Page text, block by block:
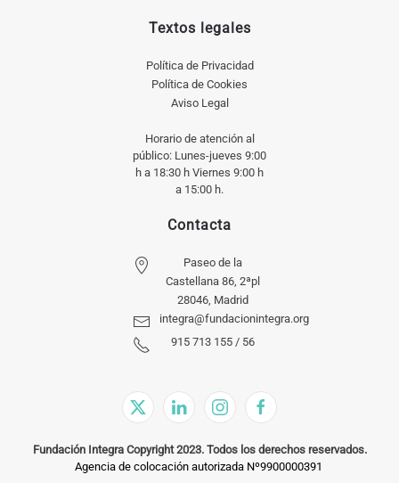
Textos legales
Política de Privacidad
Política de Cookies
Aviso Legal
Horario de atención al
público: Lunes-jueves 9:00
h a 18:30 h Viernes 9:00 h
a 15:00 h.
Contacta
Paseo de la
Castellana 86, 2ªpl
28046, Madrid
integra@fundacionintegra.org
915 713 155 / 56
Fundación Integra Copyright 2023. Todos los derechos reservados.
Agencia de colocación autorizada Nº9900000391